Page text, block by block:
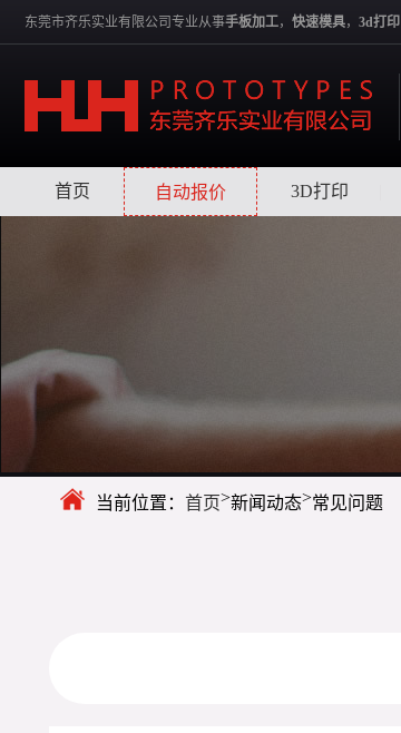
东莞市齐乐实业有限公司专业从事手板加工， 快速模具， 3d打印
首页 自动报价 3D打印
当前位置： 首页>新闻动态>常见问题